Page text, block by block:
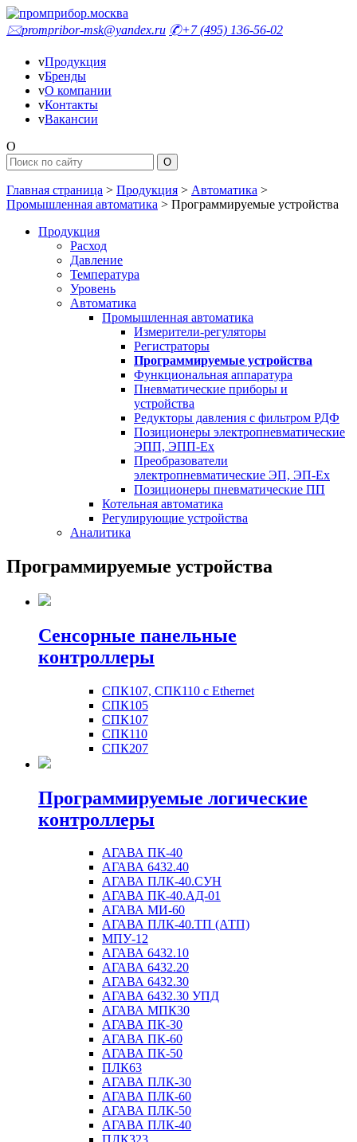
🖂prompribor-msk@yandex.ru ✆+7 (495) 136-56-02
vПродукция
vБренды
vО компании
vКонтакты
vВакансии
O
Главная страница > Продукция > Автоматика >
Промышленная автоматика > Программируемые устройства
Продукция
Расход
Давление
Температура
Уровень
Автоматика
Промышленная автоматика
Измерители-регуляторы
Регистраторы
Программируемые устройства
Функциональная аппаратура
Пневматические приборы и
устройства
Редукторы давления с фильтром РДФ
Позиционеры электропневматические
ЭПП, ЭПП-Ех
Преобразователи
электропневматические ЭП, ЭП-Ех
Позиционеры пневматические ПП
Котельная автоматика
Регулирующие устройства
Аналитика
Программируемые устройства
Сенсорные панельные
контроллеры
СПК107, СПК110 с Ethernet
СПК105
СПК107
СПК110
СПК207
Программируемые логические
контроллеры
АГАВА ПК-40
АГАВА 6432.40
АГАВА ПЛК-40.СУН
АГАВА ПК-40.АД-01
АГАВА МИ-60
АГАВА ПЛК-40.ТП (АТП)
МПУ-12
АГАВА 6432.10
АГАВА 6432.20
АГАВА 6432.30
АГАВА 6432.30 УПД
АГАВА МПК30
АГАВА ПК-30
АГАВА ПК-60
АГАВА ПК-50
ПЛК63
АГАВА ПЛК-30
АГАВА ПЛК-60
АГАВА ПЛК-50
АГАВА ПЛК-40